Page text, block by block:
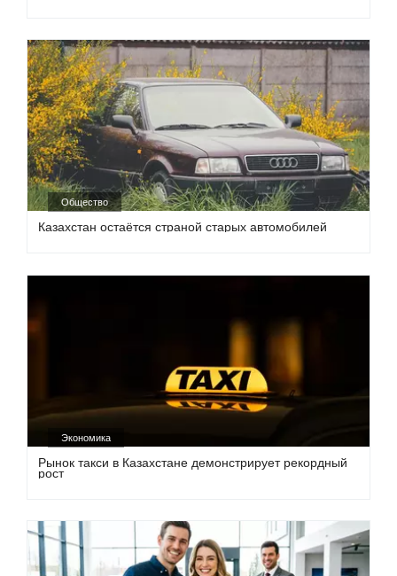
Общество
Казахстан остаётся страной старых автомобилей
Экономика
Рынок такси в Казахстане демонстрирует рекордный
рост